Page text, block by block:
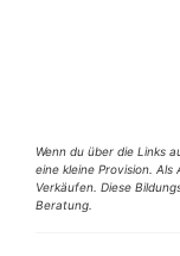
Wenn du über die Links
eine kleine Provision.
Verkäufen. Diese
Beratung.